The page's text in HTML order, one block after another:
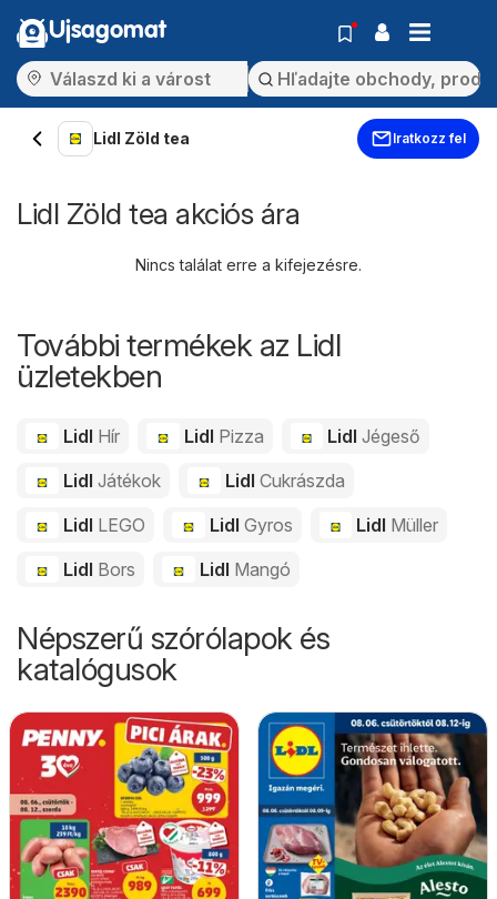
Ujsagomat
Lidl Zöld tea Iratkozz fel
Lidl Zöld tea akciós ára
Nincs találat erre a kifejezésre.
További termékek az Lidl
üzletekben
Lidl Hír Lidl Pizza LidlJégeső
Lidl Játékok Lidl Cukrászda
Lidl LEGO Lidl Gyros Lidl Müller
Lidl Bors Lidl Mangó
Népszerű szórólapok és
katalógusok